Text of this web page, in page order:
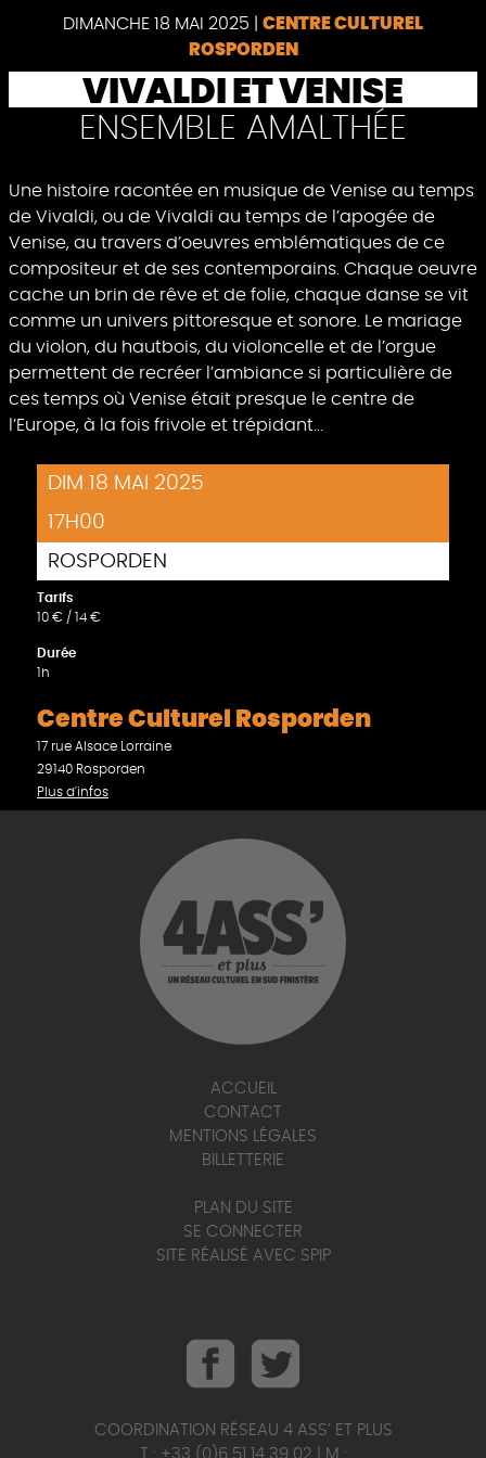
DIMANCHE 18 MAI 2025
CENTRE CULTUREL
ROSPORDEN
VIVALDI ET VENISE
ENSEMBLE AMALTHÉE
Une histoire racontée en musique de Venise au temps
de Vivaldi, ou de Vivaldi au temps de l’apogée de
Venise, au travers d’oeuvres emblématiques de ce
compositeur et de ses contemporains. Chaque oeuvre
cache un brin de rêve et de folie, chaque danse se vit
comme un univers pittoresque et sonore. Le mariage
du violon, du hautbois, du violoncelle et de l’orgue
permettent de recréer l’ambiance si particulière de
ces temps où Venise était presque le centre de
l’Europe, à la fois frivole et trépidant...
DIM 18 MAI 2025
17H00
ROSPORDEN
Tarifs
10 € / 14 €
Durée
1h
Centre Culturel Rosporden
17 rue Alsace Lorraine
29140 Rosporden
Plus d'infos
ACCUEIL
CONTACT
MENTIONS LÉGALES
BILLETTERIE
PLAN DU SITE
SE CONNECTER
SITE RÉALISÉ AVEC SPIP
COORDINATION RÉSEAU 4 ASS’ ET PLUS
T : +33 (0)6 51 14 39 02 | M :